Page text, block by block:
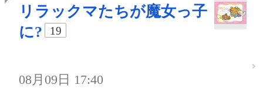
リラックマたちが魔女っ子
に?
19
08月09日 17:40